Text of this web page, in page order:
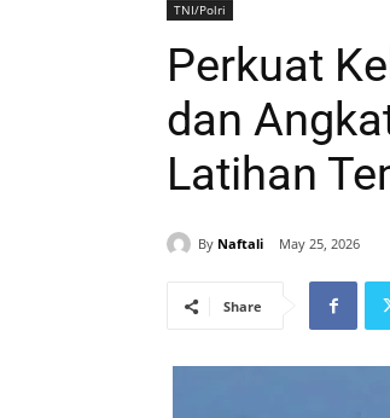
TNI/Polri
Perkuat
dan
Latihan
By Naftali May 25, 2026
Share